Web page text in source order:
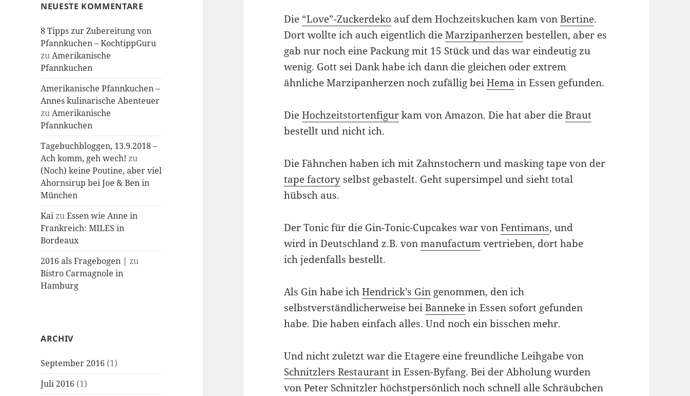
NEUESTE KOMMENTARE
8 Tipps zur Zubereitung von
Pfannkuchen – KochtippGuru
zuAmerikanische
Pfannkuchen
Amerikanische Pfannkuchen –
Annes kulinarische Abenteuer
zuAmerikanische
Pfannkuchen
Tagebuchbloggen, 13.9.2018 –
Ach komm, geh wech! zu
(Noch) keine Poutine, aber viel
Ahornsirup bei Joe & Ben in
München
KaizuEssen wie Anne in
Frankreich: MILES in
Bordeaux
2016 als Fragebogen | zu
Bistro Carmagnole in
Hamburg
ARCHIV
September 2016 (1)
Juli 2016 (1)
Die “Love”-Zuckerdeko auf dem Hochzeitskuchen kam vonBertine.
Dort wollte ich auch eigentlich dieMarzipanherzenbestellen, aber es
gab nur noch eine Packung mit 15 Stück und das war eindeutig zu
wenig. Gott sei Dank habe ich dann die gleichen oder extrem
ähnliche Marzipanherzen noch zufällig beiHema in Essen gefunden.
DieHochzeitstortenfigurkam von Amazon. Die hat aber dieBraut
bestellt und nicht ich.
Die Fähnchen haben ich mit Zahnstochern und masking tape von der
tape factory selbst gebastelt. Geht supersimpel und sieht total
hübsch aus.
Der Tonic für die Gin-Tonic-Cupcakes war vonFentimans, und
wird in Deutschland z.B. vonmanufactumvertrieben, dort habe
ich jedenfalls bestellt.
Als Gin habe ichHendrick’s Gin genommen, den ich
selbstverständlicherweise beiBannekein Essen sofort gefunden
habe. Die haben einfach alles. Und noch ein bisschen mehr.
Und nicht zuletzt war die Etagere eine freundliche Leihgabe von
Schnitzlers Restaurantin Essen-Byfang. Bei der Abholung wurden
von Peter Schnitzler höchstpersönlich noch schnell alle Schräubchen